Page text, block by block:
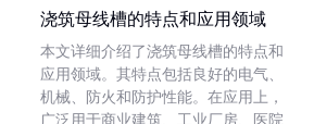
浇筑母线槽的特点和应用领域
本文详细介绍了浇筑母线槽的特点和
应用领域。其特点包括良好的电气、
机械、防火和防护性能。在应用上，
广泛用于商业建筑、工业厂房、医院